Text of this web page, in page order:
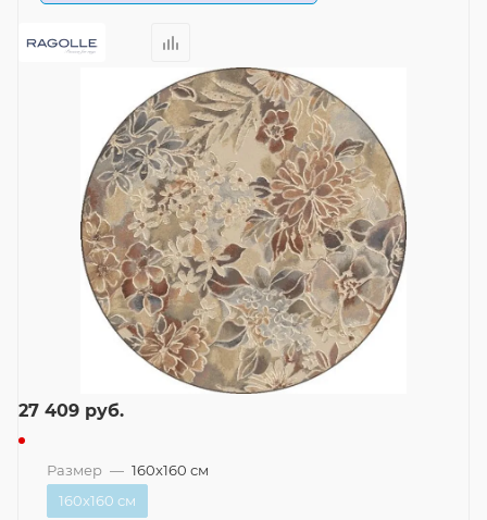
27 409 руб.
Размер — 160x160 см
160x160 см